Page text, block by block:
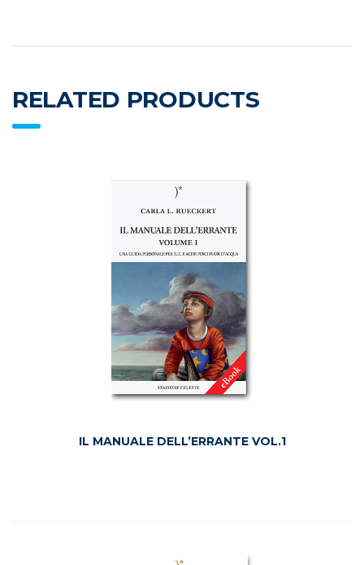
RELATED PRODUCTS
IL MANUALE DELL’ERRANTE VOL.1